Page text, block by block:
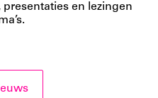
en lezingen